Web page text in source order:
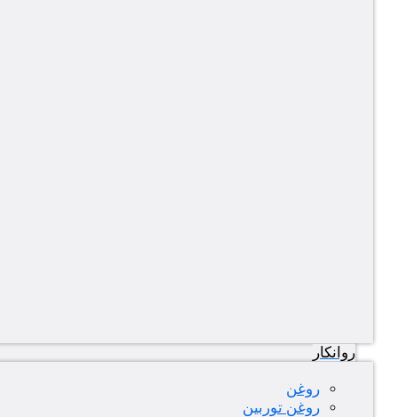
روانکار
روغن
روغن توربین